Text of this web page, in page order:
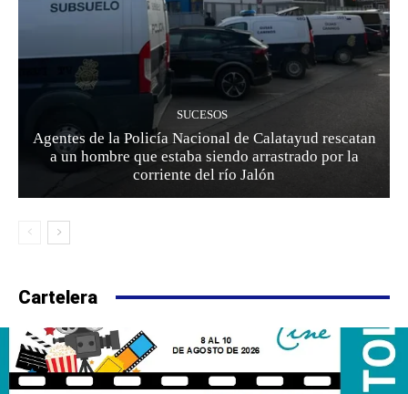
SUCESOS
Agentes de la Policía Nacional de Calatayud rescatan
a un hombre que estaba siendo arrastrado por la
corriente del río Jalón
Cartelera